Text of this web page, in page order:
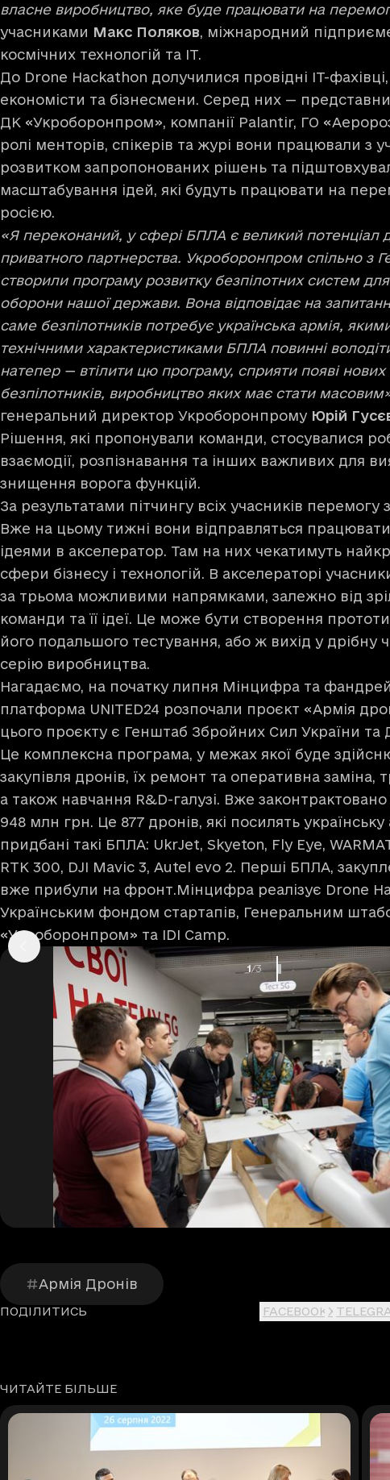
власне виробництво, яке буде працювати на
учасниками Макс Поляков, міжнародний
космічних технологій та ІТ.
До Drone Hackathon долучилися провідні IT-фахівці,
економісти та бізнесмени. Серед них —
ДК «Укроборонпром», компанії Palantir, ГО
ролі менторів, спікерів та журі вони працювали з
розвитком запропонованих рішень та
масштабування ідей, які будуть працювати на
росією.
«Я переконаний, у сфері БПЛА є великий потенціал
приватного партнерства. Укроборонпром спільно з
створили програму розвитку безпілотних систем
оборони нашої держави. Вона відповідає на
саме безпілотників потребує українська армія,
технічними характеристиками БПЛА повинні
натепер — втілити цю програму, сприяти появі
безпілотників, виробництво яких має стати
генеральний директор Укроборонпрому Юрій
Рішення, які пропонували команди, стосувалися
взаємодії, розпізнавання та інших важливих для
знищення ворога функцій.
За результатами пітчингу всіх учасників перемогу
Вже на цьому тижні вони відправляться
ідеями в акселератор. Там на них чекатимуть
сфери бізнесу і технологій. В акселераторі
за трьома можливими напрямками, залежно від
команди та її ідеї. Це може бути створення
його подальшого тестування, або ж вихід у дрібну
серію виробництва.
Нагадаємо, на початку липня Мінцифра та
платформа UNITED24 розпочали проєкт «Армія
цього проєкту є Генштаб Збройних Сил України та
Це комплексна програма, у межах якої буде
закупівля дронів, їх ремонт та оперативна заміна,
а також навчання R&D-галузі. Вже
948 млн грн. Це 877 дронів, які посилять
придбані такі БПЛА: UkrJet, Skyeton, Fly Eye,
RTK 300, DJI Mavic 3, Autel evo 2. Перші БПЛА,
вже прибули на фронт.Мінцифра реалізує Drone
Українським фондом стартапів, Генеральним
«Укроборонпром» та IDI Camp.
Номер активного слайду
1/
Всього слайдів
3
Армія Дронів
ПОДІЛИТИСЬ FACEBOOK X
ЧИТАЙТЕ БІЛЬШЕ